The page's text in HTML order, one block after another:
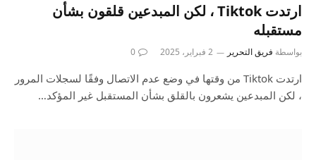
ارتدت Tiktok ، لكن المبدعين قلقون بشأن
مستقبله
بواسطة فريق التحرير 2 فبراير، 2025 0
ارتدت Tiktok من وقتها في وضع عدم الاتصال وفقًا لسجلات المرور
، لكن المبدعين يشعرون بالقلق بشأن المستقبل غير المؤكد…